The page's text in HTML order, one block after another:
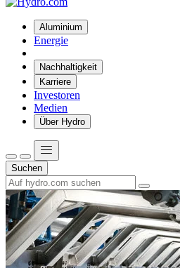
Aluminium
Energie
Nachhaltigkeit
Karriere
Investoren
Medien
Über Hydro
Suchen